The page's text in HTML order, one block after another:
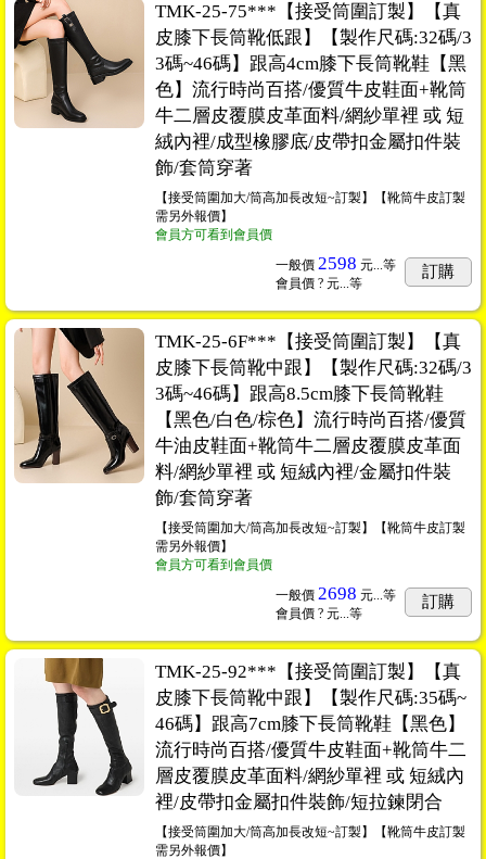
TMK-25-75***【接受筒圍訂製】【真
皮膝下長筒靴低跟】【製作尺碼:32碼/3
3碼~46碼】跟高4cm膝下長筒靴鞋【黑
色】流行時尚百搭/優質牛皮鞋面+靴筒
牛二層皮覆膜皮革面料/網紗單裡 或 短
絨內裡/成型橡膠底/皮帶扣金屬扣件裝
飾/套筒穿著
【接受筒圍加大/筒高加長改短~訂製】【靴筒牛皮訂製
需另外報價】
會員方可看到會員價
一般價 2598 元...等
會員價 ? 元...等
訂購
TMK-25-6F***【接受筒圍訂製】【真
皮膝下長筒靴中跟】【製作尺碼:32碼/3
3碼~46碼】跟高8.5cm膝下長筒靴鞋
【黑色/白色/棕色】流行時尚百搭/優質
牛油皮鞋面+靴筒牛二層皮覆膜皮革面
料/網紗單裡 或 短絨內裡/金屬扣件裝
飾/套筒穿著
【接受筒圍加大/筒高加長改短~訂製】【靴筒牛皮訂製
需另外報價】
會員方可看到會員價
一般價 2698 元...等
會員價 ? 元...等
訂購
TMK-25-92***【接受筒圍訂製】【真
皮膝下長筒靴中跟】【製作尺碼:35碼~
46碼】跟高7cm膝下長筒靴鞋【黑色】
流行時尚百搭/優質牛皮鞋面+靴筒牛二
層皮覆膜皮革面料/網紗單裡 或 短絨內
裡/皮帶扣金屬扣件裝飾/短拉鍊閉合
【接受筒圍加大/筒高加長改短~訂製】【靴筒牛皮訂製
需另外報價】